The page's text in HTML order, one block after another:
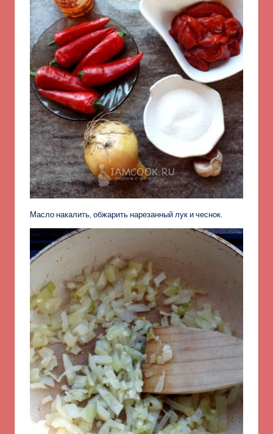
Масло накалить, обжарить нарезанный лук и чеснок.